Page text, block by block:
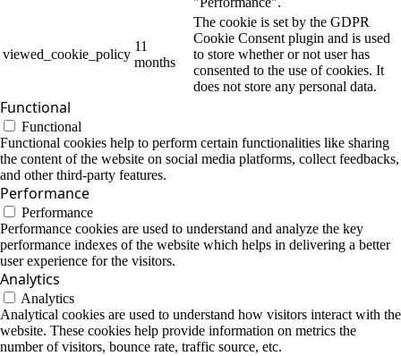
viewed_cookie_policy
11
months
The cookie is set by the GDPR
Cookie Consent plugin and is used
to store whether or not user has
consented to the use of cookies. It
does not store any personal data.
Functional
Functional
Functional cookies help to perform certain functionalities like sharing
the content of the website on social media platforms, collect feedbacks,
and other third-party features.
Performance
Performance
Performance cookies are used to understand and analyze the key
performance indexes of the website which helps in delivering a better
user experience for the visitors.
Analytics
Analytics
Analytical cookies are used to understand how visitors interact with the
website. These cookies help provide information on metrics the
number of visitors, bounce rate, traffic source, etc.